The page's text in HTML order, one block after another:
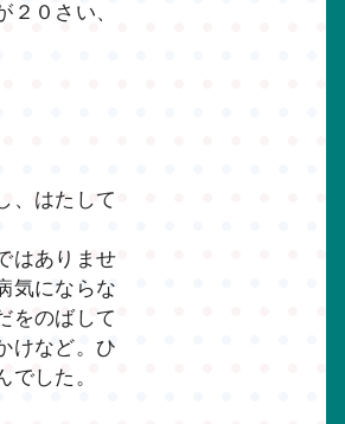
０さい、
、はたして
はありませ
気にならな
をのばして
けなど。ひ
した。